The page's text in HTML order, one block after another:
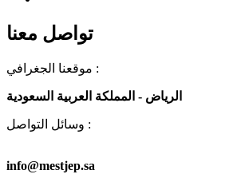
تواصل معنا
موقعنا الجغرافي :
الرياض - المملكة العربية السعودية
وسائل التواصل :
info@mestjep.sa